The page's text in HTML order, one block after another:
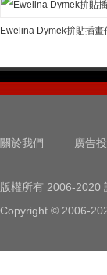
Ewelina Dymek拚貼插畫
關於我們 廣告
版權所有 2006-2020
Copyright © 2006-